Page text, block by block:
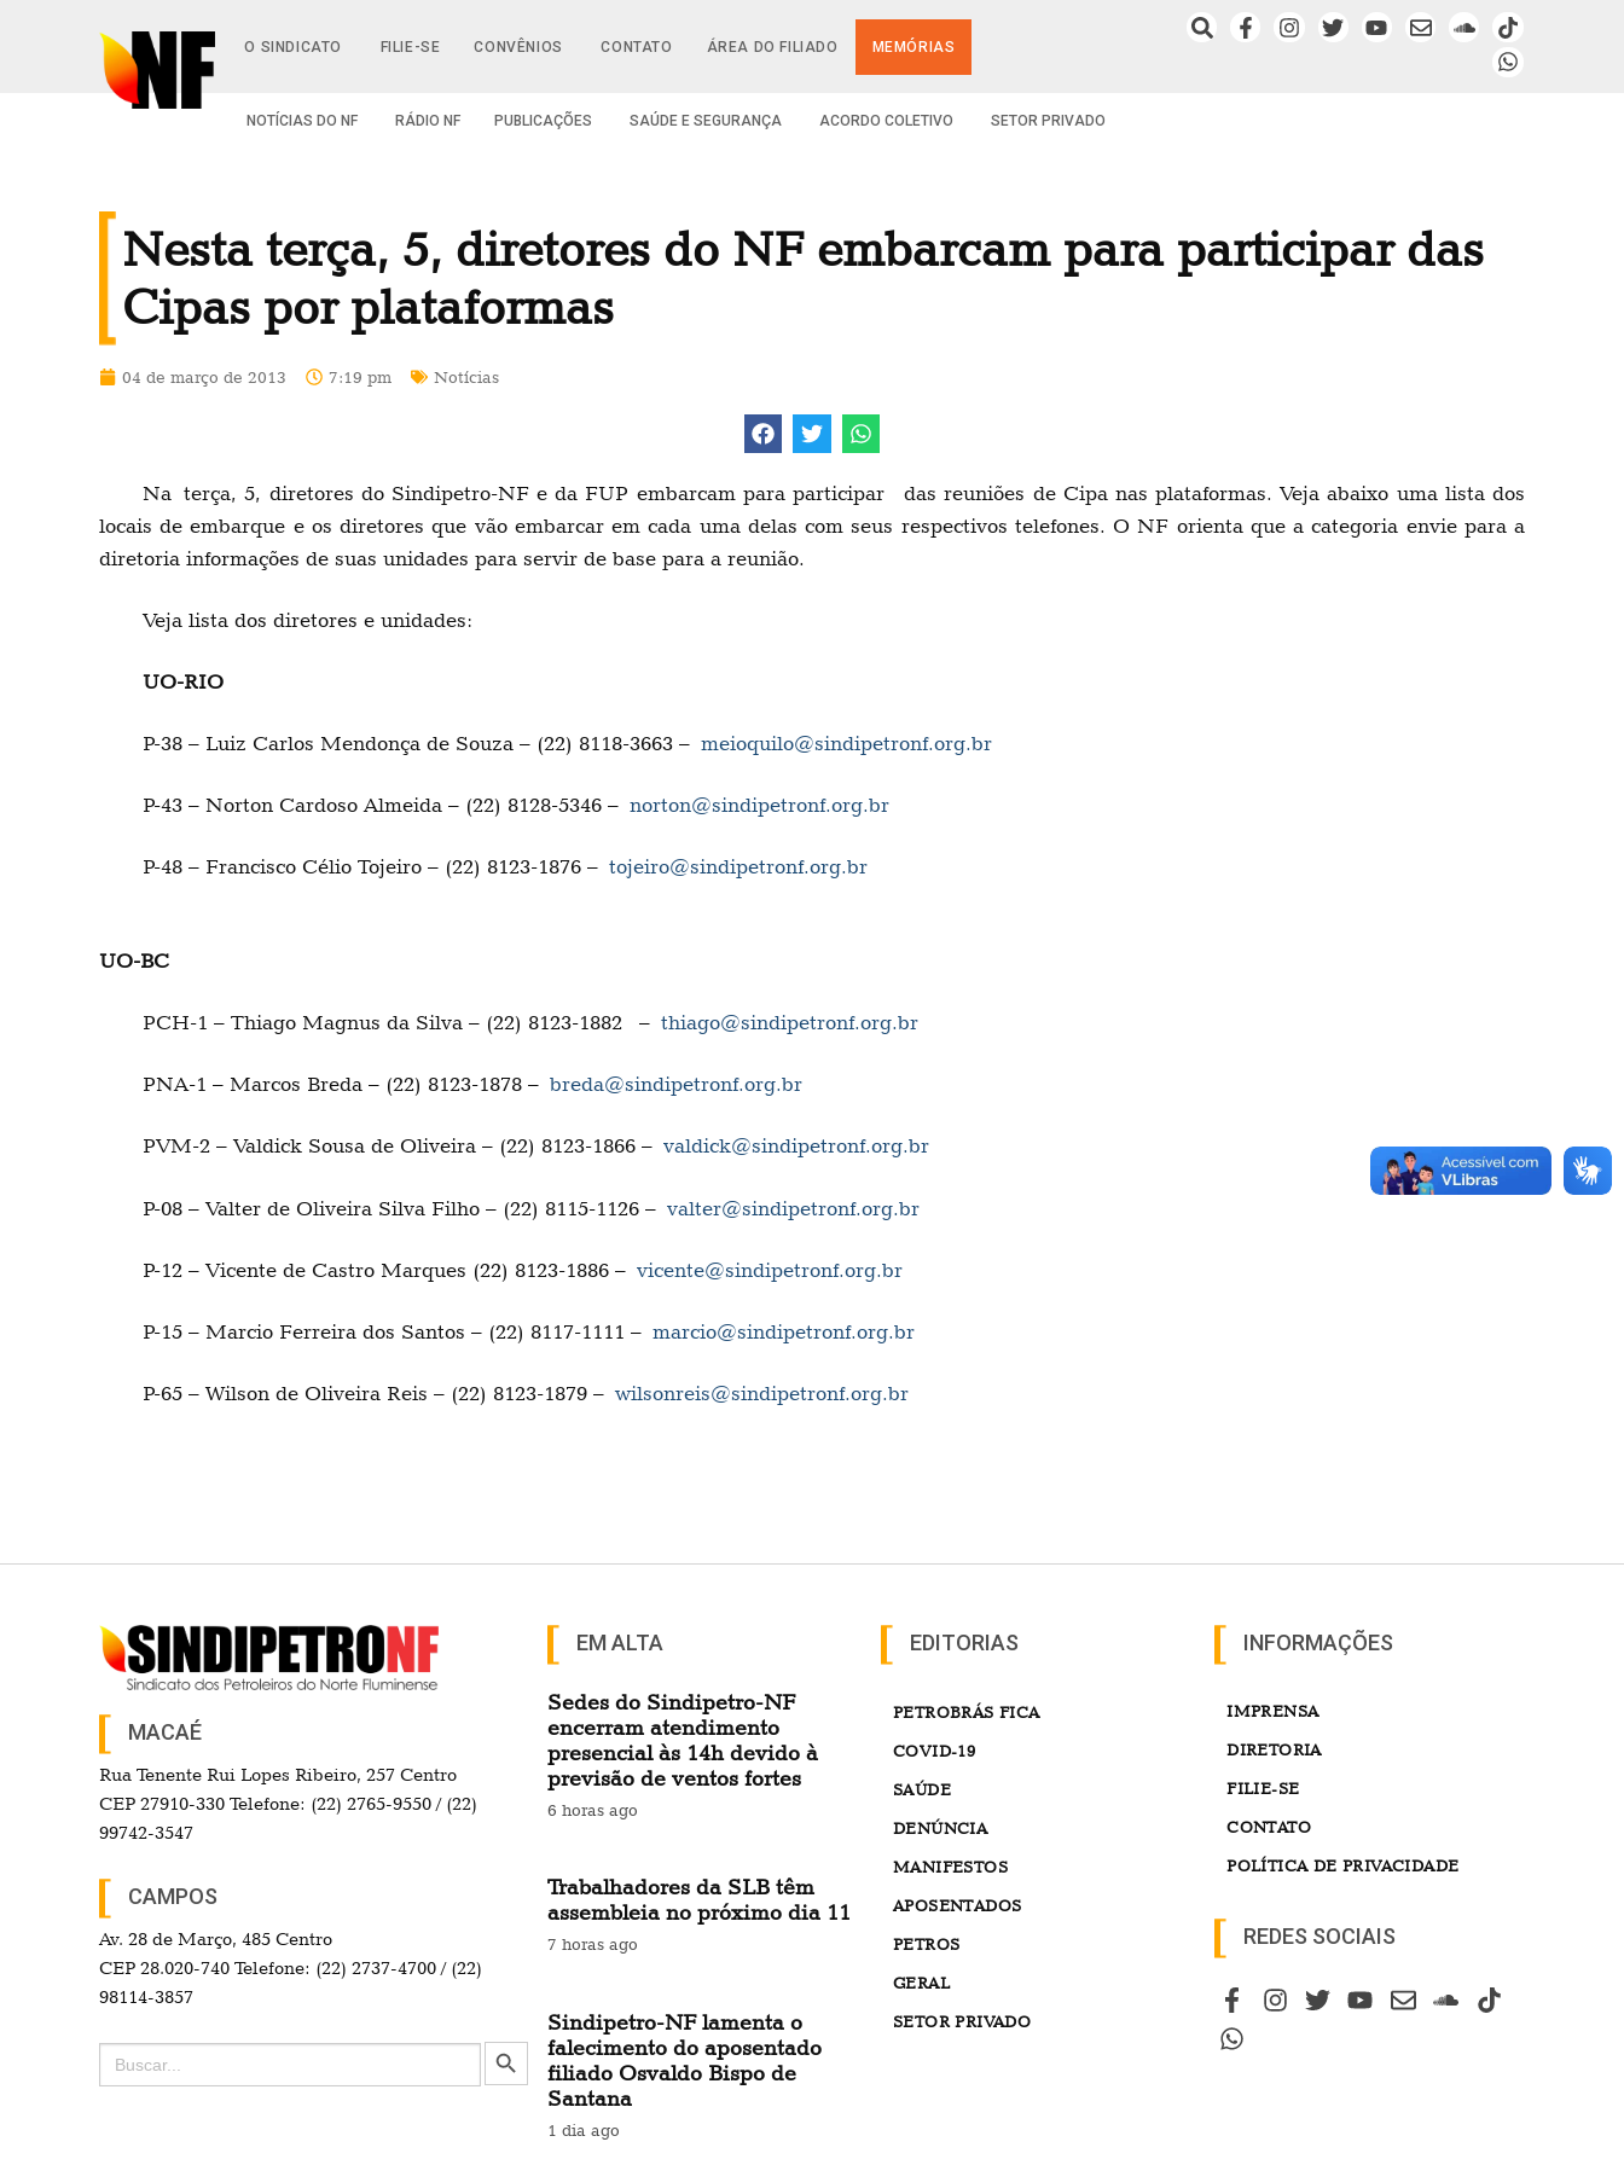
O SINDICATO FILIE-SE CONVÊNIOS CONTATO ÁREA DO FILIADO MEMÓRIAS
NOTÍCIAS DO NF RÁDIO NF PUBLICAÇÕES SAÚDE E SEGURANÇA ACORDO COLETIVO SETOR PRIVADO
Nesta terça, 5, diretores do NF embarcam para participar das
Cipas por plataformas
04 de março de 2013 7:19 pm Notícias
Na terça, 5, diretores do Sindipetro-NF e da FUP embarcam para participar das reuniões de Cipa nas plataformas. Veja abaixo uma lista dos
locais de embarque e os diretores que vão embarcar em cada uma delas com seus respectivos telefones. O NF orienta que a categoria envie para a
diretoria informações de suas unidades para servir de base para a reunião.
Veja lista dos diretores e unidades:
UO-RIO
P-38 – Luiz Carlos Mendonça de Souza – (22) 8118-3663 – meioquilo@sindipetronf.org.br
P-43 – Norton Cardoso Almeida – (22) 8128-5346 – norton@sindipetronf.org.br
P-48 – Francisco Célio Tojeiro – (22) 8123-1876 – tojeiro@sindipetronf.org.br
UO-BC
PCH-1 – Thiago Magnus da Silva – (22) 8123-1882 – thiago@sindipetronf.org.br
PNA-1 – Marcos Breda – (22) 8123-1878 – breda@sindipetronf.org.br
PVM-2 – Valdick Sousa de Oliveira – (22) 8123-1866 – valdick@sindipetronf.org.br
P-08 – Valter de Oliveira Silva Filho – (22) 8115-1126 – valter@sindipetronf.org.br
P-12 – Vicente de Castro Marques (22) 8123-1886 – vicente@sindipetronf.org.br
P-15 – Marcio Ferreira dos Santos – (22) 8117-1111 – marcio@sindipetronf.org.br
P-65 – Wilson de Oliveira Reis – (22) 8123-1879 –wilsonreis@sindipetronf.org.br
MACAÉ
Rua Tenente Rui Lopes Ribeiro, 257 Centro
CEP 27910-330 Telefone: (22) 2765-9550 / (22)
99742-3547
CAMPOS
Av. 28 de Março, 485 Centro
CEP 28.020-740 Telefone: (22) 2737-4700 / (22)
98114-3857
Search
for:
Search Button
EM ALTA
Sedes do Sindipetro-NF
encerram atendimento
presencial às 14h devido à
previsão de ventos fortes
6 horas ago
Trabalhadores da SLB têm
assembleia no próximo dia 11
7 horas ago
Sindipetro-NF lamenta o
falecimento do aposentado
filiado Osvaldo Bispo de
Santana
1 dia ago
EDITORIAS
PETROBRÁS FICA
COVID-19
SAÚDE
DENÚNCIA
MANIFESTOS
APOSENTADOS
PETROS
GERAL
SETOR PRIVADO
INFORMAÇÕES
IMPRENSA
DIRETORIA
FILIE-SE
CONTATO
POLÍTICA DE PRIVACIDADE
REDES SOCIAIS